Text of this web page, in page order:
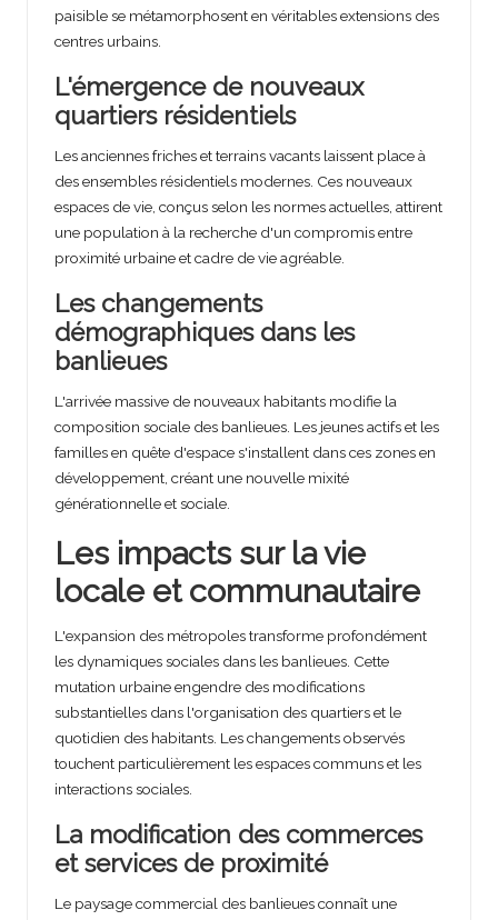
paisible se métamorphosent en véritables extensions des
centres urbains.
L'émergence de nouveaux
quartiers résidentiels
Les anciennes friches et terrains vacants laissent place à
des ensembles résidentiels modernes. Ces nouveaux
espaces de vie, conçus selon les normes actuelles, attirent
une population à la recherche d'un compromis entre
proximité urbaine et cadre de vie agréable.
Les changements
démographiques dans les
banlieues
L'arrivée massive de nouveaux habitants modifie la
composition sociale des banlieues. Les jeunes actifs et les
familles en quête d'espace s'installent dans ces zones en
développement, créant une nouvelle mixité
générationnelle et sociale.
Les impacts sur la vie
locale et communautaire
L'expansion des métropoles transforme profondément
les dynamiques sociales dans les banlieues. Cette
mutation urbaine engendre des modifications
substantielles dans l'organisation des quartiers et le
quotidien des habitants. Les changements observés
touchent particulièrement les espaces communs et les
interactions sociales.
La modification des commerces
et services de proximité
Le paysage commercial des banlieues connaît une